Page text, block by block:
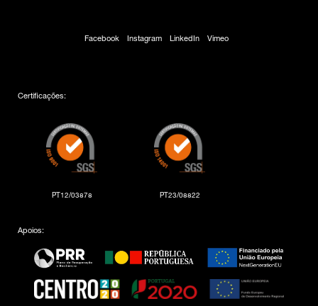
Certificações:
PT12/03878 PT23/08822
Apoios:
Facebook Instagram LinkedIn Vimeo